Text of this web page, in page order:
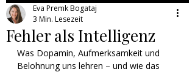
Fehler als Intelligenz
Eva Premk Bogataj
3 Min. Lesezeit
Was Dopamin, Aufmerksamkeit und
Belohnung uns lehren – und wie das